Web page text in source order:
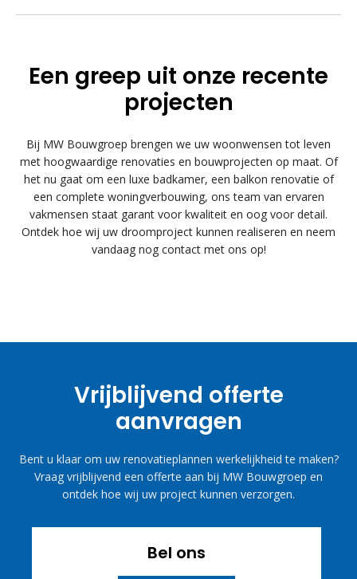
Een greep uit onze recente
projecten
Bij MW Bouwgroep brengen we uw woonwensen tot leven
met hoogwaardige renovaties en bouwprojecten op maat. Of
het nu gaat om een luxe badkamer, een balkon renovatie of
een complete woningverbouwing, ons team van ervaren
vakmensen staat garant voor kwaliteit en oog voor detail.
Ontdek hoe wij uw droomproject kunnen realiseren en neem
vandaag nog contact met ons op!
Vrijblijvend offerte
aanvragen
Bent u klaar om uw renovatieplannen werkelijkheid te maken?
Vraag vrijblijvend een offerte aan bij MW Bouwgroep en
ontdek hoe wij uw project kunnen verzorgen.
Bel ons